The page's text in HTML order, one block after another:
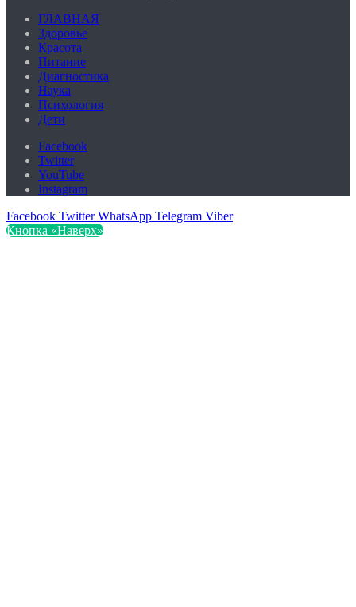
ГЛАВНАЯ
Здоровье
Красота
Питание
Диагностика
Наука
Психология
Дети
Facebook
Twitter
YouTube
Instagram
Facebook Twitter WhatsApp Telegram Viber
Кнопка «Наверх»